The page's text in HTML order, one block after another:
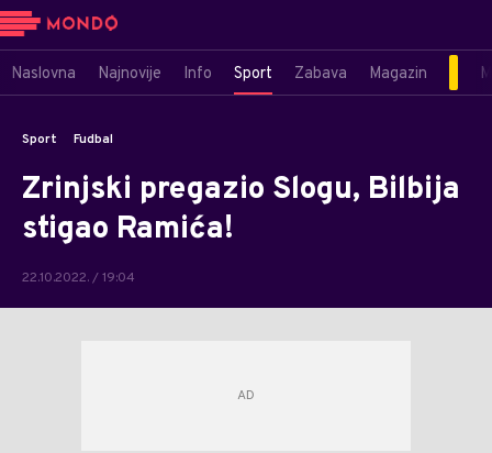
Naslovna Najnovije Info Sport Zabava Magazin
Sport Fudbal
Zrinjski pregazio Slogu, Bilbija
stigao Ramića!
22.10.2022. / 19:04